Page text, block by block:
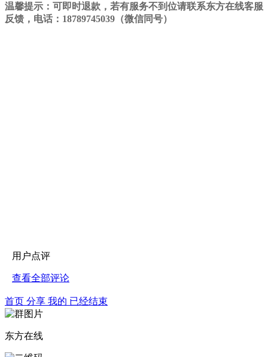
温馨提示：可即时退款，若有服务不到位请联系东方在线客服
反馈，电话： 18789745039 （微信同号）
用户点评
查看全部评论
首页 分享 我的 已经结束
东方在线